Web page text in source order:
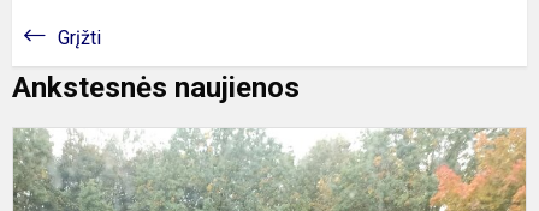
Grįžti
Ankstesnės naujienos